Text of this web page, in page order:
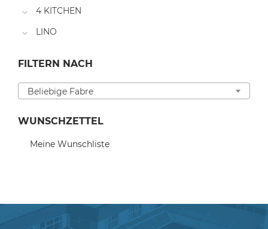
4 KITCHEN
LINO
FILTERN NACH
Beliebige Fabre
WUNSCHZETTEL
Meine Wunschliste